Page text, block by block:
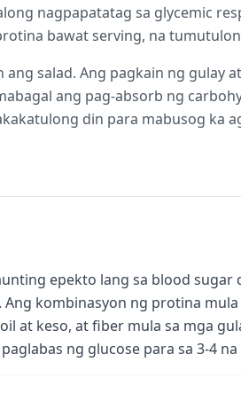
nagpapatatag sa glycemic
bawat serving, na
salad. Ang pagkain ng gulay
ang pag-absorb ng
din para mabusog ka
epekto lang sa blood sugar
Ang kombinasyon ng protina
at keso, at fiber mula sa mga
ng glucose para sa 3-4